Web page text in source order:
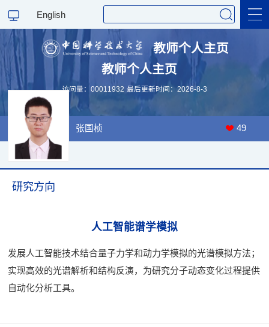
English
教师个人主页
教师个人主页
访问量： 00011932 最后更新时间： 2026-8-3
张国桢 49
研究方向
人工智能谱学模拟
发展人工智能技术结合量子力学和动力学模拟的光谱模拟方法；
实现高效的光谱解析和结构反演，为研究分子动态变化过程提供
自动化分析工具。